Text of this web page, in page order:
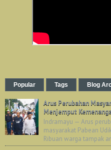
Popular Tags Blog
Arus Perubahan
Menjemput
Indramayu — Arus
masyarakat Pabean
Ribuan warga tampak